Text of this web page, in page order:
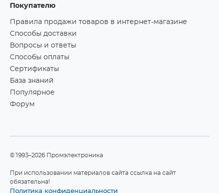
Покупателю
Правила продажи товаров в интернет-магазине
Способы доставки
Вопросы и ответы
Способы оплаты
Сертификаты
База знаний
Популярное
Форум
©1993–2026 Промэлектроника
При использовании материалов сайта ссылка на сайт
обязательна!
Политика конфиденциальности